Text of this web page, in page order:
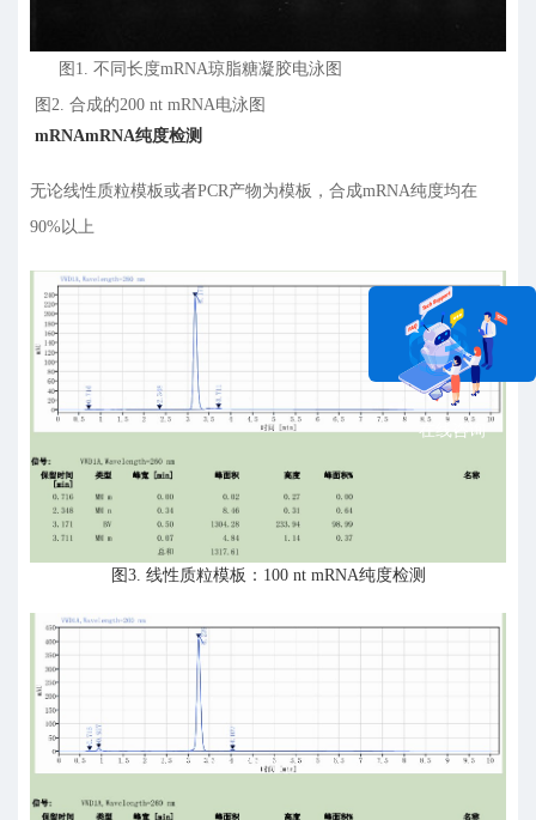
图1. 不同长度mRNA琼脂糖凝胶电泳图
图2. 合成的200 nt mRNA电泳图
mRNAmRNA纯度检测
无论线性质粒模板或者PCR产物为模板，合成mRNA纯度均在
90%以上
图 3. 线性质粒模板： 100 nt mRNA纯度检测
在线咨询